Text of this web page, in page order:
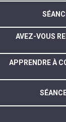
AVEZ-VOUS
APPRENDRE À